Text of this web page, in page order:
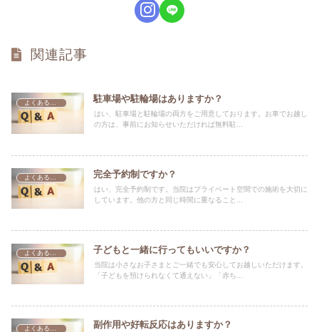
関連記事
駐車場や駐輪場はありますか？
はい、駐車場と駐輪場の両方をご用意しております。お車でお越し
の方は、事前にお知らせいただければ無料駐...
よくある質問 完全予約制ですか？
はい、完全予約制です。当院はプライベート空間での施術を大切に
しています。他の方と同じ時間に重なること...
子どもと一緒に行ってもいいですか？
当院は小さなお子さまとご一緒でも安心してお越しいただけます。
「子どもを預けられなくて通えない」「赤ち...
副作用や好転反応はありますか？